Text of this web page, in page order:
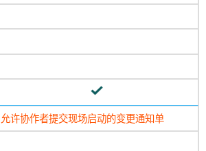
允许协作者提交现场启动的变更通知单